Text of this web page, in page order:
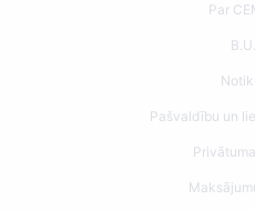
Par
Pašvaldību un